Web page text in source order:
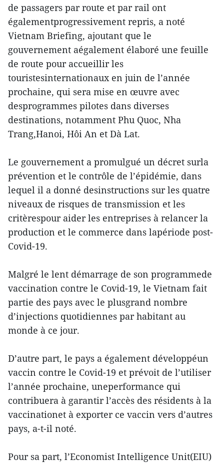
de passagers par route et par rail ont
égalementprogressivement repris, a noté
Vietnam Briefing, ajoutant que le
gouvernement aégalement élaboré une feuille
de route pour accueillir les
touristesinternationaux en juin de l’année
prochaine, qui sera mise en œuvre avec
desprogrammes pilotes dans diverses
destinations, notamment Phu Quoc, Nha
Trang,Hanoi, Hôi An et Dà Lat.
Le gouvernement a promulgué un décret surla
prévention et le contrôle de l’épidémie, dans
lequel il a donné desinstructions sur les quatre
niveaux de risques de transmission et les
critèrespour aider les entreprises à relancer la
production et le commerce dans lapériode post-
Covid-19.
Malgré le lent démarrage de son programmede
vaccination contre le Covid-19, le Vietnam fait
partie des pays avec le plusgrand nombre
d’injections quotidiennes par habitant au
monde à ce jour.
D’autre part, le pays a également développéun
vaccin contre le Covid-19 et prévoit de l’utiliser
l’année prochaine, uneperformance qui
contribuera à garantir l’accès des résidents à la
vaccinationet à exporter ce vaccin vers d’autres
pays, a-t-il noté.
Pour sa part, l’Economist Intelligence Unit(EIU)